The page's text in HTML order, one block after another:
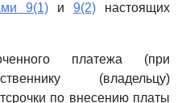
9(1) и 9(2) настоящих
платежа (при
(владельцу)
по внесению платы